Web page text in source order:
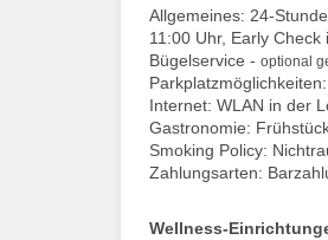
Allgemeines: 24-
11:00 Uhr, Early Check
Bügelservice - optional
Internet: WLAN in der
Gastronomie:
Smoking Policy:
Zahlungsarten:
Wellness-